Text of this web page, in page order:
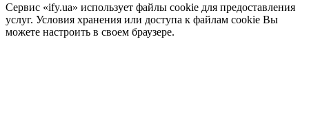
Сервис «ify.ua» использует файлы cookie для предоставления
услуг. Условия хранения или доступа к файлам cookie Вы
можете настроить в своем браузере.